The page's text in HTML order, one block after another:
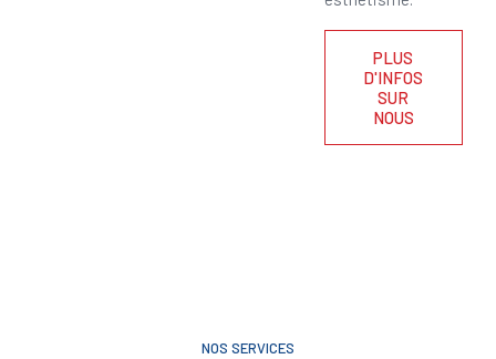
PLUS
D'INFOS
SUR
NOUS
NOS SERVICES